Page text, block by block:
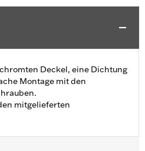
Deckel, eine Dichtung
Montage mit den
mitgelieferten